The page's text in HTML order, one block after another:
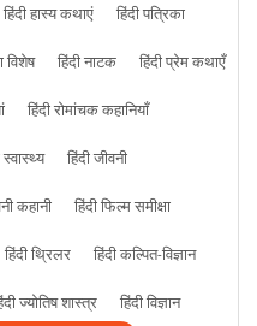
हिंदी हास्य कथाएं
हिंदी पत्रिका
विशेष हिंदी नाटक
हिंदी प्रेम कथाएँ
हिंदी रोमांचक कहानियाँ
स्वास्थ्य
हिंदी जीवनी
कहानी
हिंदी फिल्म समीक्षा
हिंदी थ्रिलर
हिंदी कल्पित-विज्ञान
ज्योतिष शास्त्र हिंदी विज्ञान